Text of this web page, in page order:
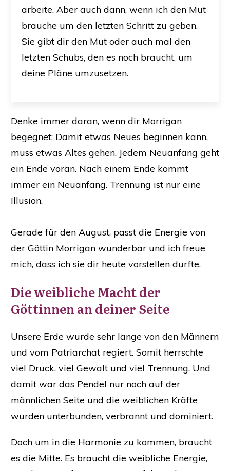
arbeite. Aber auch dann, wenn ich den Mut
brauche um den letzten Schritt zu geben.
Sie gibt dir den Mut oder auch mal den
letzten Schubs, den es noch braucht, um
deine Pläne umzusetzen.
Denke immer daran, wenn dir Morrigan
begegnet: Damit etwas Neues beginnen kann,
muss etwas Altes gehen. Jedem Neuanfang geht
ein Ende voran. Nach einem Ende kommt
immer ein Neuanfang. Trennung ist nur eine
Illusion.
Gerade für den August, passt die Energie von
der Göttin Morrigan wunderbar und ich freue
mich, dass ich sie dir heute vorstellen durfte.
Die weibliche Macht der
Göttinnen an deiner Seite
Unsere Erde wurde sehr lange von den Männern
und vom Patriarchat regiert. Somit herrschte
viel Druck, viel Gewalt und viel Trennung. Und
damit war das Pendel nur noch auf der
männlichen Seite und die weiblichen Kräfte
wurden unterbunden, verbrannt und dominiert.
Doch um in die Harmonie zu kommen, braucht
es die Mitte. Es braucht die weibliche Energie,